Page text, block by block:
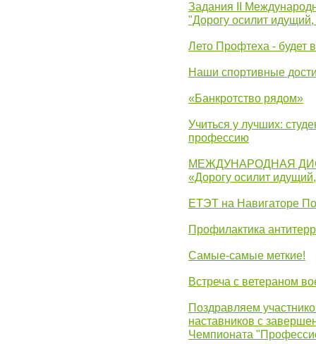
Задания II
"Дорогу осилит
Лето Профтеха - будет
Наши спортивные
«Банкротство рядом»
Учиться у лучших:
профессию
МЕЖДУНАРОДНАЯ
«Дорогу осилит
ЕТЭТ на Навигаторе
Профилактика
Самые-самые меткие!
Встреча с ветераном
Поздравляем
наставников с
Чемпионата